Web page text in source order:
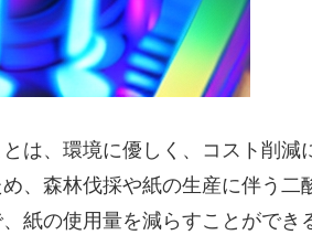
は、環境に優しく、コスト削
、森林伐採や紙の生産に伴う二
紙の使用量を減らすことができ